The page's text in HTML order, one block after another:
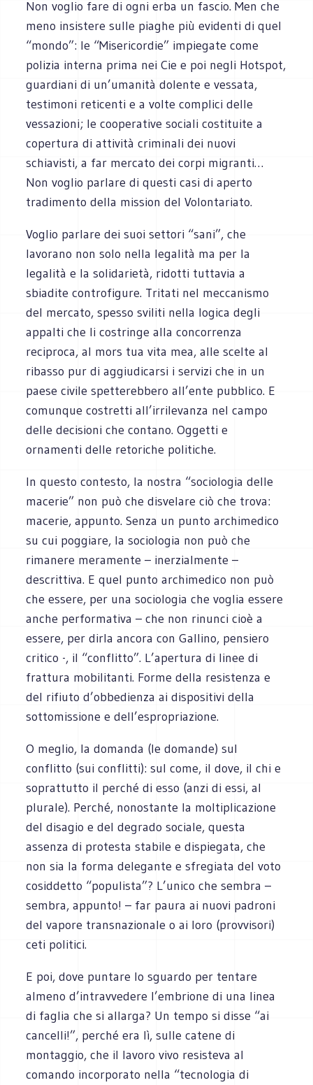
Non voglio fare di ogni erba un fascio. Men che
meno insistere sulle piaghe più evidenti di quel
“mondo”: le “Misericordie” impiegate come
polizia interna prima nei Cie e poi negli Hotspot,
guardiani di un’umanità dolente e vessata,
testimoni reticenti e a volte complici delle
vessazioni; le cooperative sociali costituite a
copertura di attività criminali dei nuovi
schiavisti, a far mercato dei corpi migranti…
Non voglio parlare di questi casi di aperto
tradimento della mission del Volontariato.
Voglio parlare dei suoi settori “sani”, che
lavorano non solo nella legalità ma per la
legalità e la solidarietà, ridotti tuttavia a
sbiadite controfigure. Tritati nel meccanismo
del mercato, spesso sviliti nella logica degli
appalti che li costringe alla concorrenza
reciproca, al mors tua vita mea, alle scelte al
ribasso pur di aggiudicarsi i servizi che in un
paese civile spetterebbero all’ente pubblico. E
comunque costretti all’irrilevanza nel campo
delle decisioni che contano. Oggetti e
ornamenti delle retoriche politiche.
In questo contesto, la nostra “sociologia delle
macerie” non può che disvelare ciò che trova:
macerie, appunto. Senza un punto archimedico
su cui poggiare, la sociologia non può che
rimanere meramente – inerzialmente –
descrittiva. E quel punto archimedico non può
che essere, per una sociologia che voglia essere
anche performativa – che non rinunci cioè a
essere, per dirla ancora con Gallino, pensiero
critico -, il “conflitto”. L’apertura di linee di
frattura mobilitanti. Forme della resistenza e
del rifiuto d’obbedienza ai dispositivi della
sottomissione e dell’espropriazione.
O meglio, la domanda (le domande) sul
conflitto (sui conflitti): sul come, il dove, il chi e
soprattutto il perché di esso (anzi di essi, al
plurale). Perché, nonostante la moltiplicazione
del disagio e del degrado sociale, questa
assenza di protesta stabile e dispiegata, che
non sia la forma delegante e sfregiata del voto
cosiddetto “populista”? L’unico che sembra –
sembra, appunto! – far paura ai nuovi padroni
del vapore transnazionale o ai loro (provvisori)
ceti politici.
E poi, dove puntare lo sguardo per tentare
almeno d’intravvedere l’embrione di una linea
di faglia che si allarga? Un tempo si disse “ai
cancelli!”, perché era lì, sulle catene di
montaggio, che il lavoro vivo resisteva al
comando incorporato nella “tecnologia di